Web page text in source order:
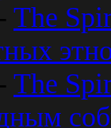
The
The